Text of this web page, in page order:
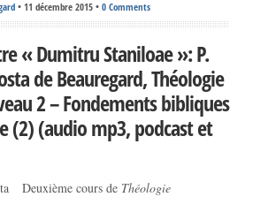
• 11 décembre 2015 • 0 Comments
« Dumitru Staniloae »: P.
de Beauregard, Théologie
2 – Fondements bibliques
(2) (audio mp3, podcast et
Deuxième cours de Théologie